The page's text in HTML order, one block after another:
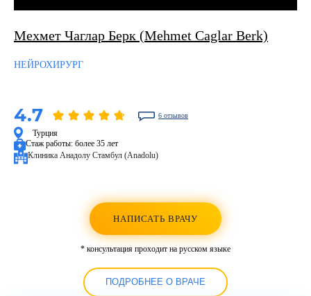
Мехмет Чаглар Берк (Mehmet Caglar Berk)
НЕЙРОХИРУРГ
4.7 6 отзывов
Турция
Стаж работы: более 35 лет
Клиника Анадолу Стамбул (Anadolu)
НАПИСАТЬ ВРАЧУ
* консультация проходит на русском языке
ПОДРОБНЕЕ О ВРАЧЕ